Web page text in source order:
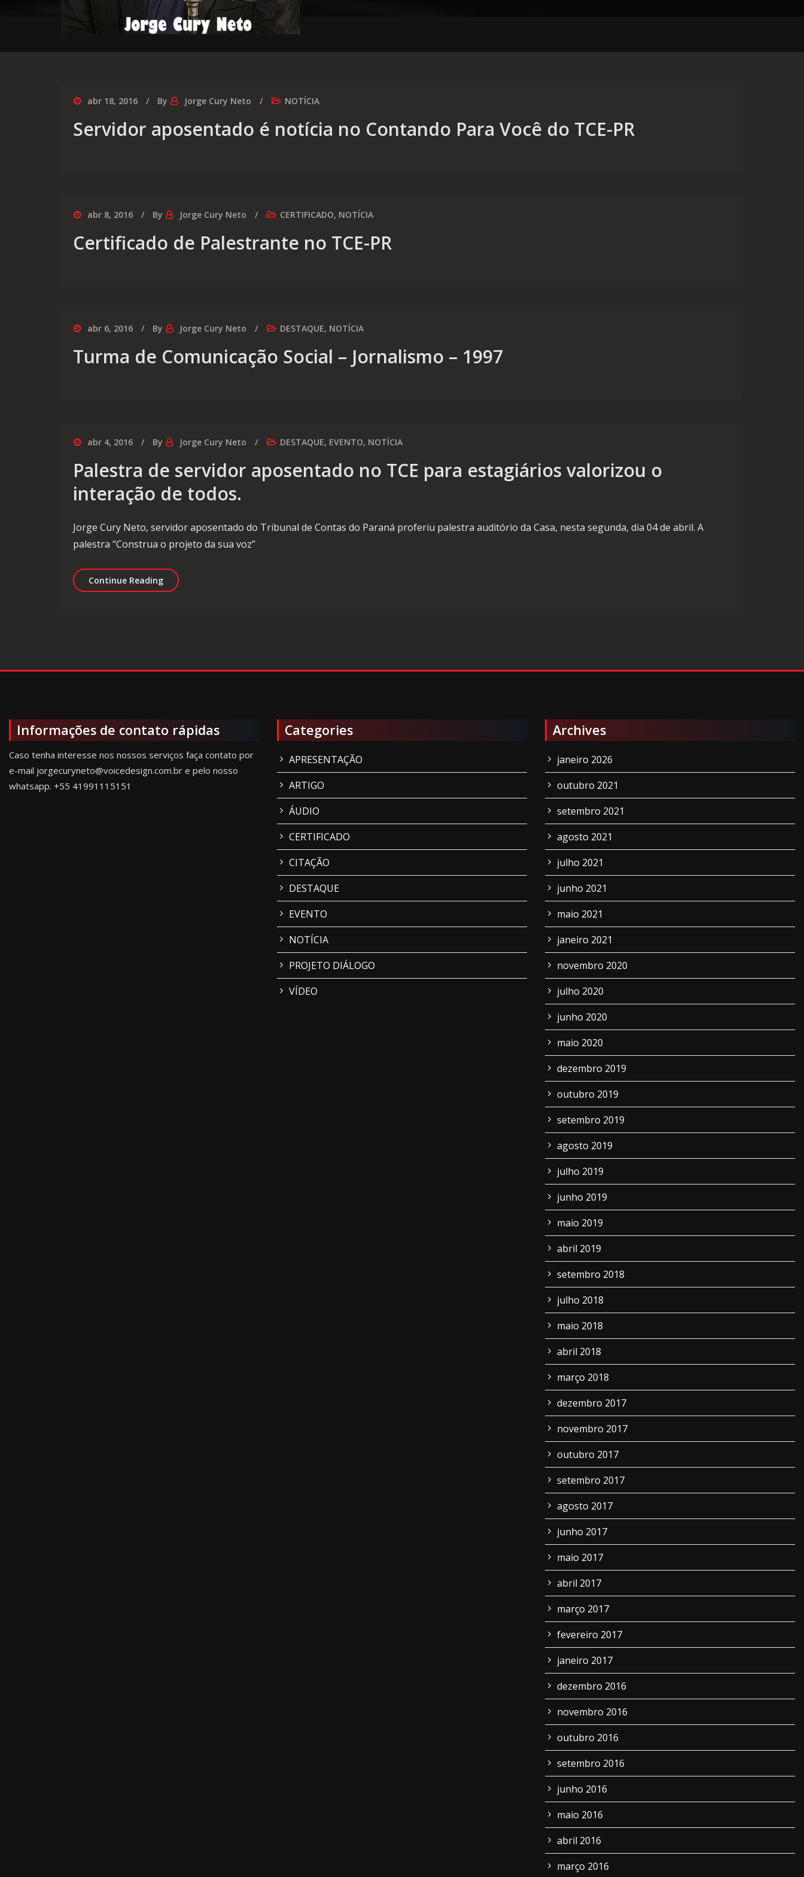
abr 18, 2016 By Jorge Cury Neto NOTÍCIA
Servidor aposentado é notícia no Contando Para Você do TCE-PR
abr 8, 2016 By Jorge Cury Neto CERTIFICADO, NOTÍCIA
Certificado de Palestrante no TCE-PR
abr 6, 2016 By Jorge Cury Neto DESTAQUE, NOTÍCIA
Turma de Comunicação Social – Jornalismo – 1997
abr 4, 2016 By Jorge Cury Neto DESTAQUE, EVENTO, NOTÍCIA
Palestra de servidor aposentado no TCE para estagiários valorizou o
interação de todos.
Jorge Cury Neto, servidor aposentado do Tribunal de Contas do Paraná proferiu palestra auditório da Casa, nesta segunda, dia 04 de abril. A
palestra “Construa o projeto da sua voz”
Continue ReadingPalestra de servidor aposentado no TCE para estagiários valorizou o interação de todos.
Informações de contato rápidas
Caso tenha interesse nos nossos serviços faça contato por
e-mail jorgecuryneto@voicedesign.com.br e pelo nosso
whatsapp. +55 41991115151
Categories
APRESENTAÇÃO
ARTIGO
ÁUDIO
CERTIFICADO
CITAÇÃO
DESTAQUE
EVENTO
NOTÍCIA
PROJETO DIÁLOGO
VÍDEO
Archives
janeiro 2026
outubro 2021
setembro 2021
agosto 2021
julho 2021
junho 2021
maio 2021
janeiro 2021
novembro 2020
julho 2020
junho 2020
maio 2020
dezembro 2019
outubro 2019
setembro 2019
agosto 2019
julho 2019
junho 2019
maio 2019
abril 2019
setembro 2018
julho 2018
maio 2018
abril 2018
março 2018
dezembro 2017
novembro 2017
outubro 2017
setembro 2017
agosto 2017
junho 2017
maio 2017
abril 2017
março 2017
fevereiro 2017
janeiro 2017
dezembro 2016
novembro 2016
outubro 2016
setembro 2016
junho 2016
maio 2016
abril 2016
março 2016